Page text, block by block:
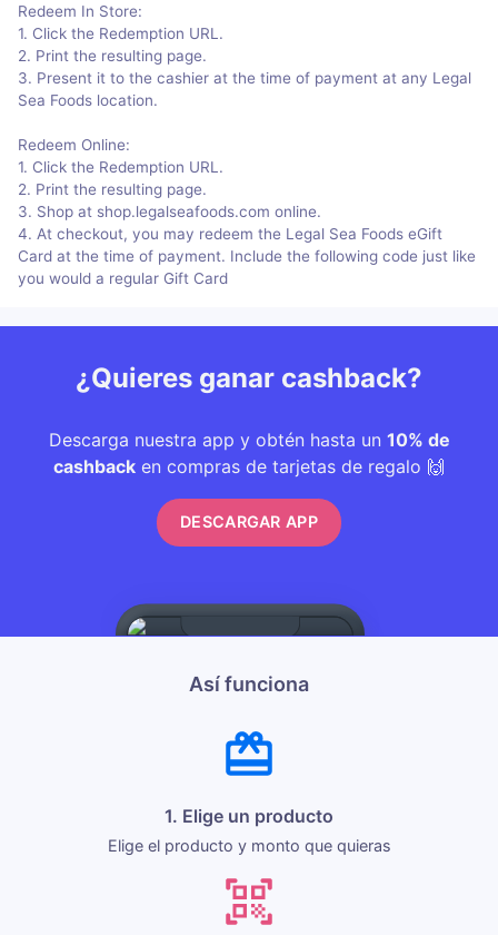
Redeem In Store:
1. Click the Redemption URL.
2. Print the resulting page.
3. Present it to the cashier at the time of payment at any Legal
Sea Foods location.
Redeem Online:
1. Click the Redemption URL.
2. Print the resulting page.
3. Shop at shop.legalseafoods.com online.
4. At checkout, you may redeem the Legal Sea Foods eGift
Card at the time of payment. Include the following code just like
you would a regular Gift Card
¿Quieres ganar cashback?
Descarga nuestra app y obtén hasta un 10% de
cashback en compras de tarjetas de regalo 🙌
DESCARGAR APP
Así funciona
1. Elige un producto
Elige el producto y monto que quieras